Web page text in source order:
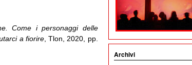
Come i personaggi delle
a fiorire, Tlon, 2020, pp.
Archivi